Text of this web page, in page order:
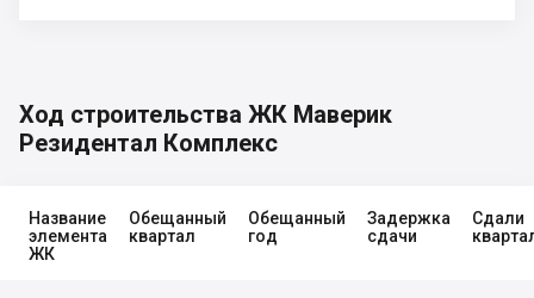
Ход строительства ЖК Маверик
Резидентал Комплекс
Название
элемента
ЖК
Обещанный
квартал
Обещанный
год
Задержка
сдачи
Сдали